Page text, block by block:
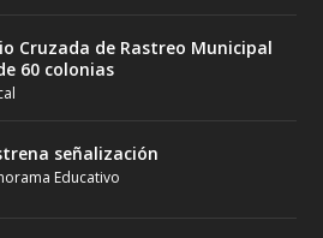
Cruzada de Rastreo Municipal
60 colonias
señalización
Educativo